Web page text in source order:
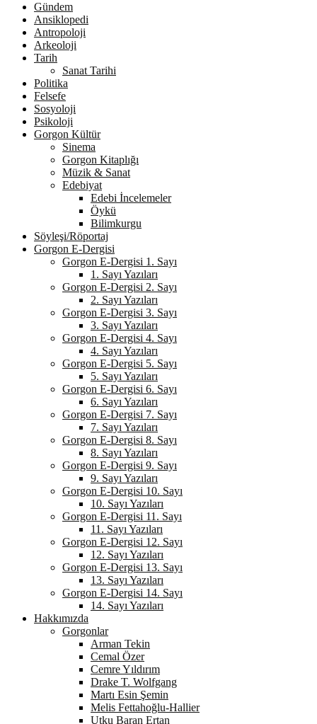
Gündem
Ansiklopedi
Antropoloji
Arkeoloji
Tarih
Sanat Tarihi
Politika
Felsefe
Sosyoloji
Psikoloji
Gorgon Kültür
Sinema
Gorgon Kitaplığı
Müzik & Sanat
Edebiyat
Edebi İncelemeler
Öykü
Bilimkurgu
Söyleşi/Röportaj
Gorgon E-Dergisi
Gorgon E-Dergisi 1. Sayı
1. Sayı Yazıları
Gorgon E-Dergisi 2. Sayı
2. Sayı Yazıları
Gorgon E-Dergisi 3. Sayı
3. Sayı Yazıları
Gorgon E-Dergisi 4. Sayı
4. Sayı Yazıları
Gorgon E-Dergisi 5. Sayı
5. Sayı Yazıları
Gorgon E-Dergisi 6. Sayı
6. Sayı Yazıları
Gorgon E-Dergisi 7. Sayı
7. Sayı Yazıları
Gorgon E-Dergisi 8. Sayı
8. Sayı Yazıları
Gorgon E-Dergisi 9. Sayı
9. Sayı Yazıları
Gorgon E-Dergisi 10. Sayı
10. Sayı Yazıları
Gorgon E-Dergisi 11. Sayı
11. Sayı Yazıları
Gorgon E-Dergisi 12. Sayı
12. Sayı Yazıları
Gorgon E-Dergisi 13. Sayı
13. Sayı Yazıları
Gorgon E-Dergisi 14. Sayı
14. Sayı Yazıları
Hakkımızda
Gorgonlar
Arman Tekin
Cemal Özer
Cemre Yıldırım
Drake T. Wolfgang
Martı Esin Şemin
Melis Fettahoğlu-Hallier
Utku Baran Ertan